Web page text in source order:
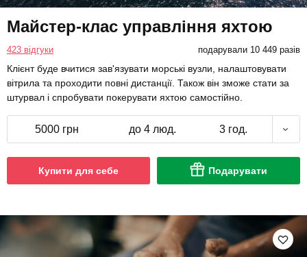
Майстер-клас управління яхтою
423 відгуки подарували 10 449 разів
Клієнт буде вчитися зав'язувати морські вузли, налаштовувати
вітрила та проходити повні дистанції. Також він зможе стати за
штурвал і спробувати покерувати яхтою самостійно.
5000 грн до 4 люд. 3 год.
Купити для себе Подарувати